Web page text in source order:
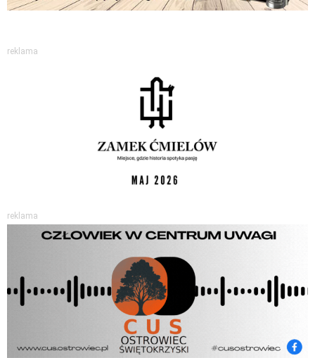
reklama
reklama